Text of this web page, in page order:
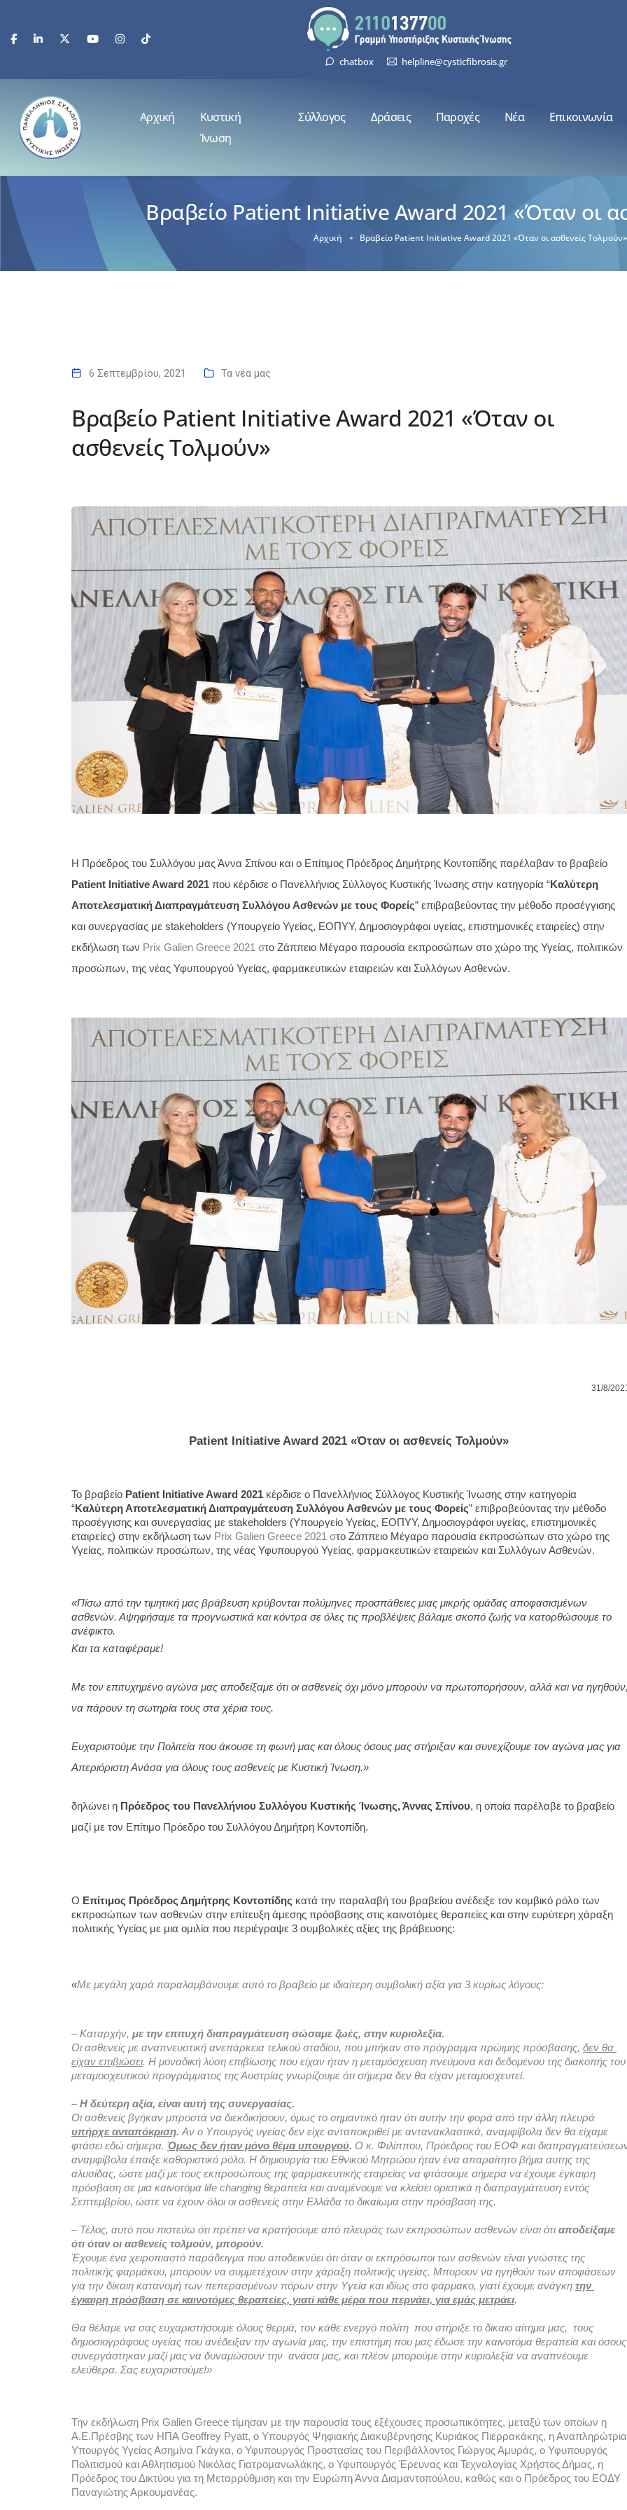
chatbox helpline@cysticfibrosis.gr
Αρχική
Κυστική
Ίνωση
Σύλλογος Δράσεις Παροχές Νέα Επικοινωνία
Βραβείο Patient Initiative Award 2021 «Όταν οι
Αρχική Βραβείο Patient Initiative Award 2021 «Όταν οι ασθενείς Τολμούν»
6 Σεπτεμβρίου, 2021 Τα νέα μας
Βραβείο Patient Initiative Award 2021 «Όταν οι
ασθενείς Τολμούν»
Patient Initiative Award 2021 που κέρδισε ο Πανελλήνιος Σύλλογος Κυστικής Ίνωσης στην κατηγορία “Καλύτερη
Αποτελεσματική Διαπραγμάτευση Συλλόγου Ασθενών με τους Φορείς” επιβραβεύοντας την μέθοδο προσέγγισης
και συνεργασίας με stakeholders (Υπουργείο Υγείας, ΕΟΠΥΥ, Δημοσιογράφοι υγείας, επιστημονικές εταιρείες) στην
εκδήλωση των Prix Galien Greece 2021 στο Ζάππειο Μέγαρο παρουσία εκπροσώπων στο χώρο της Υγείας, πολιτικών
προσώπων, της νέας Υφυπουργού Υγείας, φαρμακευτικών εταιρειών και Συλλόγων Ασθενών.
31/8/
Patient Initiative Award 2021 «Όταν οι ασθενείς Τολμούν»
Το βραβείο Patient Initiative Award 2021 κέρδισε ο Πανελλήνιος Σύλλογος Κυστικής Ίνωσης στην κατηγορία
“Καλύτερη Αποτελεσματική Διαπραγμάτευση Συλλόγου Ασθενών με τους Φορείς” επιβραβεύοντας την μέθοδο
προσέγγισης και συνεργασίας με stakeholders (Υπουργείο Υγείας, ΕΟΠΥΥ, Δημοσιογράφοι υγείας, επιστημονικές
εταιρείες) στην εκδήλωση των Prix Galien Greece 2021 στο Ζάππειο Μέγαρο παρουσία εκπροσώπων στο χώρο της
Υγείας, πολιτικών προσώπων, της νέας Υφυπουργού Υγείας, φαρμακευτικών εταιρειών και Συλλόγων Ασθενών.
«Πίσω από την τιμητική μας βράβευση κρύβονται πολύμηνες προσπάθειες μιας μικρής ομάδας αποφασισμένων
ασθενών. Αψηφήσαμε τα προγνωστικά και κόντρα σε όλες τις προβλέψεις βάλαμε σκοπό ζωής να κατορθώσουμε το
ανέφικτο.
Και τα καταφέραμε!
Με τον επιτυχημένο αγώνα μας αποδείξαμε ότι οι ασθενείς όχι μόνο μπορούν να πρωτοπορήσουν, αλλά και να
να πάρουν τη σωτηρία τους στα χέρια τους.
Ευχαριστούμε την Πολιτεία που άκουσε τη φωνή μας και όλους όσους μας στήριξαν και συνεχίζουμε τον αγώνα μας για
Απεριόριστη Ανάσα για όλους τους ασθενείς με Κυστική Ίνωση.»
δηλώνει η Πρόεδρος του Πανελλήνιου Συλλόγου Κυστικής Ίνωσης, Άννας Σπίνου, η οποία παρέλαβε το βραβείο
μαζί με τον Επίτιμο Πρόεδρο του Συλλόγου Δημήτρη Κοντοπίδη.
Ο Επίτιμος Πρόεδρος Δημήτρης Κοντοπίδης κατά την παραλαβή του βραβείου ανέδειξε τον κομβικό ρόλο των
εκπροσώπων των ασθενών στην επίτευξη άμεσης πρόσβασης στις καινοτόμες θεραπείες και στην ευρύτερη χάραξη
πολιτικής Υγείας με μια ομιλία που περιέγραψε 3 συμβολικές αξίες της βράβευσης:
«Με μεγάλη χαρά παραλαμβάνουμε αυτό το βραβείο με ιδιαίτερη συμβολική αξία για 3 κυρίως λόγους:
– Καταρχήν, με την επιτυχή διαπραγμάτευση σώσαμε ζωές, στην κυριολεξία.
Οι ασθενείς με αναπνευστική ανεπάρκεια τελικού σταδίου, που μπήκαν στο πρόγραμμα πρώιμης πρόσβασης, δεν θα
είχαν επιβιώσει. Η μοναδική λύση επιβίωσης που είχαν ήταν η μεταμόσχευση πνεύμονα και δεδομένου της διακοπής του
μεταμοσχευτικού προγράμματος της Αυστρίας γνωρίζουμε ότι σήμερα δεν θα είχαν μεταμοσχευτεί.
– Η δεύτερη αξία, είναι αυτή της συνεργασίας.
υπήρχε ανταπόκριση. Αν ο Υπουργός υγείας δεν είχε ανταποκριθεί με αντανακλαστικά, αναμφίβολα δεν θα είχαμε
φτάσει εδώ σήμερα. Όμως δεν ήταν μόνο θέμα υπουργού. Ο κ. Φιλίππου, Πρόεδρος του ΕΟΦ και
αναμφίβολα έπαιξε καθοριστικό ρόλο. Η δημιουργία του Εθνικού Μητρώου ήταν ένα απαραίτητο βήμα αυτης της
αλυσίδας, ώστε μαζί με τους εκπροσώπους της φαρμακευτικής εταιρείας να φτάσουμε σήμερα να έχουμε έγκαιρη
πρόσβαση σε μια καινοτόμα life changing θεραπεία και αναμένουμε να κλείσει οριστικά η διαπραγμάτευση εντός
Σεπτεμβρίου, ώστε να έχουν όλοι οι ασθενείς στην Ελλάδα το δικαίωμα στην πρόσβασή της.
– Τέλος, αυτό που πιστεύω ότι πρέπει να κρατήσουμε από πλευράς των εκπροσώπων ασθενών είναι ότι αποδείξαμε
ότι όταν οι ασθενείς τολμούν, μπορούν.
Έχουμε ένα χειροπιαστό παράδειγμα που αποδεικνύει ότι όταν οι εκπρόσωποι των ασθενών είναι γνώστες της
πολιτικής φαρμάκου, μπορούν να συμμετέχουν στην χάραξη πολιτικής υγείας. Μπορουν να ηγηθούν των αποφάσεων
για την δίκαιη κατανομή των πεπερασμένων πόρων στην Υγεία και ιδίως στο φάρμακο, γιατί έχουμε ανάγκη την
έγκαιρη πρόσβαση σε καινοτόμες θεραπείες, γιατί κάθε μέρα που περνάει, για εμάς μετράει.
Θα θέλαμε να σας ευχαριστήσουμε όλους θερμά, τον κάθε ενεργό πολίτη  που στήριξε το δίκαιο αίτημα μας,  τους
δημοσιογράφους υγείας που ανέδειξαν την αγωνία μας, την επιστήμη που μας έδωσε την καινοτόμα θεραπεία και όσους
συνεργάστηκαν μαζί μας να δυναμώσουν την  ανάσα μας, και πλέον μπορούμε στην κυριολεξία να αναπνέουμε
ελεύθερα. Σας ευχαριστούμε!»
Την εκδήλωση Prix Galien Greece τίμησαν με την παρουσία τους εξέχουσες προσωπικότητες, μεταξύ των οποίων η
Α.Ε.Πρέσβης των ΗΠΑ Geoffrey Pyatt, ο Υπουργός Ψηφιακής Διακυβέρνησης Κυριάκος Πιερρακάκης, η Αναπληρώτρια
Υπουργός Υγείας Ασημίνα Γκάγκα, ο Υφυπουργός Προστασίας του Περιβάλλοντος Γιώργος Αμυράς, ο Υφυπουργός
Πολιτισμού και Αθλητισμού Νικόλας Γιατρομανωλάκης, ο Υφυπουργός Έρευνας και Τεχνολογίας Χρήστος Δήμας, η
Πρόεδρος του Δικτύου για τη Μεταρρύθμιση και την Ευρώπη Άννα Διαμαντοπούλου, καθώς και ο Πρόεδρος του ΕΟΔΥ
Παναγιώτης Αρκουμανέας.